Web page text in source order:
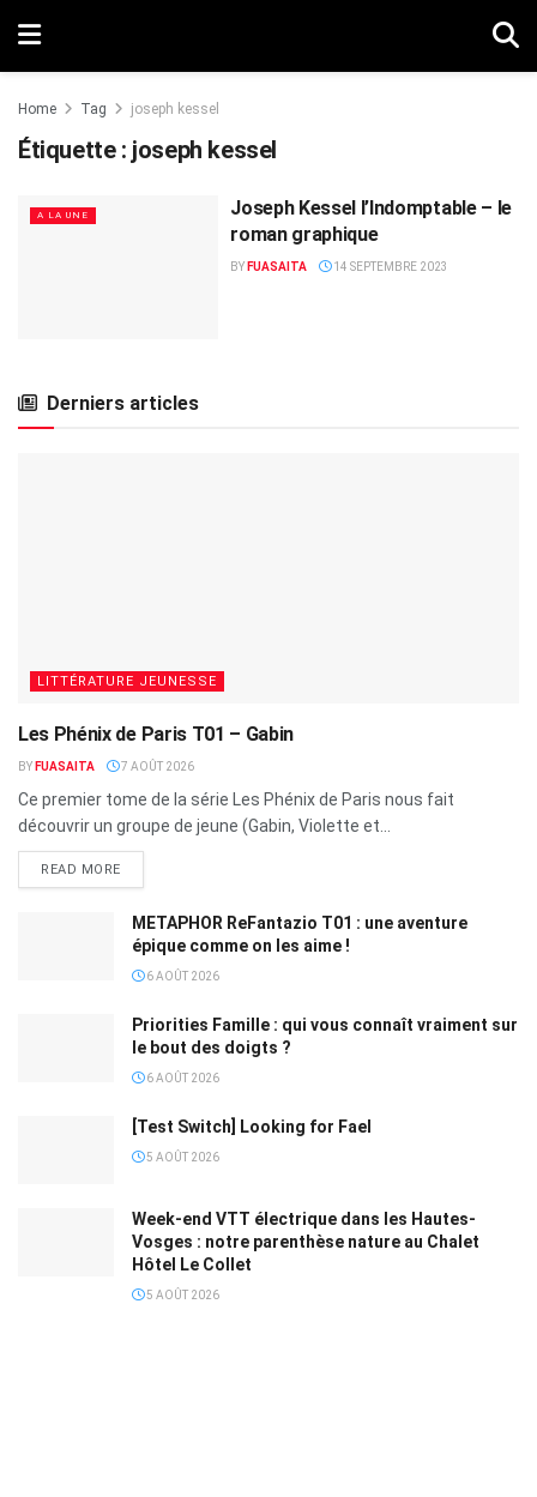
Home Tag joseph kessel
Étiquette : joseph kessel
A LA UNE
Joseph Kessel l’Indomptable – le
roman graphique
BY FUASAITA 14 SEPTEMBRE 2023
Derniers articles
LITTÉRATURE JEUNESSE
Les Phénix de Paris T01 – Gabin
BY FUASAITA 7 AOÛT 2026
Ce premier tome de la série Les Phénix de Paris nous fait
découvrir un groupe de jeune (Gabin, Violette et...
READ MORE
METAPHOR ReFantazio T01 : une aventure
épique comme on les aime !
6 AOÛT 2026
Priorities Famille : qui vous connaît vraiment sur
le bout des doigts ?
6 AOÛT 2026
[Test Switch] Looking for Fael
5 AOÛT 2026
Week-end VTT électrique dans les Hautes-
Vosges : notre parenthèse nature au Chalet
Hôtel Le Collet
5 AOÛT 2026